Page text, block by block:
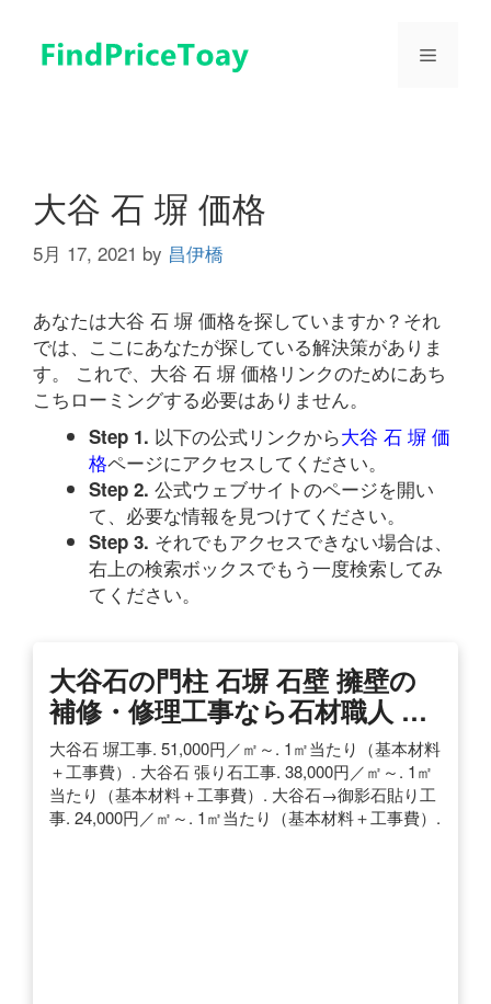
メ
大谷 石 塀 価格
5月 17, 2021 by 昌伊橋
あなたは大谷 石 塀 価格を探していますか？それ
では、ここにあなたが探している解決策がありま
す。 これで、大谷 石 塀 価格リンクのためにあち
こちローミングする必要はありません。
Step 1. 以下の公式リンクから大谷 石 塀 価
格ページにアクセスしてください。
Step 2. 公式ウェブサイトのページを開い
て、必要な情報を見つけてください。
Step 3. それでもアクセスできない場合は、
右上の検索ボックスでもう一度検索してみ
てください。
大谷石の門柱 石塀 石壁 擁壁の
補修・修理工事なら石材職人 …
大谷石 塀工事. 51,000円／㎡～. 1㎡当たり（基本材料
＋工事費）. 大谷石 張り石工事. 38,000円／㎡～. 1㎡
当たり（基本材料＋工事費）. 大谷石→御影石貼り工
事. 24,000円／㎡～. 1㎡当たり（基本材料＋工事費）.